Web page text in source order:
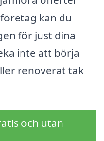
kan du
för just dina
inte att börja
renoverat tak
och utan